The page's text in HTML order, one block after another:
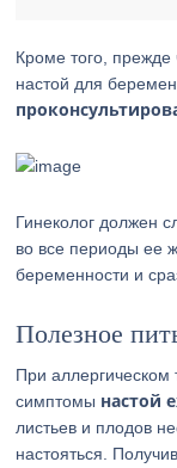
Кроме того, прежде
настой для
Гинеколог должен
во все периоды ее
беременности и
Полезное
При аллергическом
симптомы настой
листьев и плодов
настояться.